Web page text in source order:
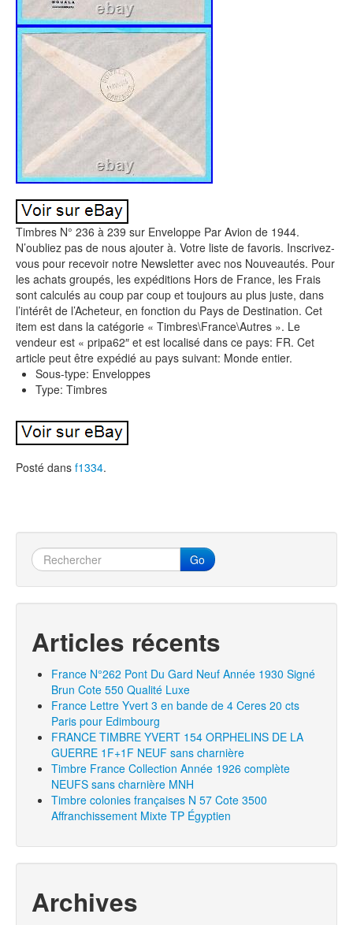
Timbres N° 236 à 239 sur Enveloppe Par Avion de 1944.
N’oubliez pas de nous ajouter à. Votre liste de favoris. Inscrivez-
vous pour recevoir notre Newsletter avec nos Nouveautés. Pour
les achats groupés, les expéditions Hors de France, les Frais
sont calculés au coup par coup et toujours au plus juste, dans
l’intérêt de l’Acheteur, en fonction du Pays de Destination. Cet
item est dans la catégorie « Timbres\France\Autres ». Le
vendeur est « pripa62″ et est localisé dans ce pays: FR. Cet
article peut être expédié au pays suivant: Monde entier.
Sous-type: Enveloppes
Type: Timbres
Posté dans f1334.
Go
Articles récents
France N°262 Pont Du Gard Neuf Année 1930 Signé
Brun Cote 550 Qualité Luxe
France Lettre Yvert 3 en bande de 4 Ceres 20 cts
Paris pour Edimbourg
FRANCE TIMBRE YVERT 154 ORPHELINS DE LA
GUERRE 1F+1F NEUF sans charnière
Timbre France Collection Année 1926 complète
NEUFS sans charnière MNH
Timbre colonies françaises N 57 Cote 3500
Affranchissement Mixte TP Égyptien
Archives